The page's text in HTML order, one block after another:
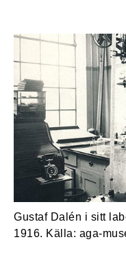
Gustaf Dalén i sitt
1916. Källa: aga-